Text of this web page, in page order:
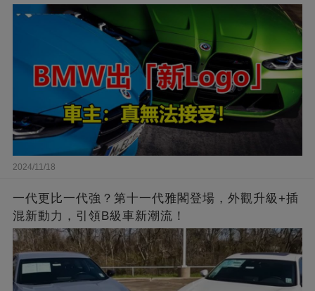
2024/11/18
一代更比一代強？第十一代雅閣登場，外觀升級+插
混新動力，引領B級車新潮流！